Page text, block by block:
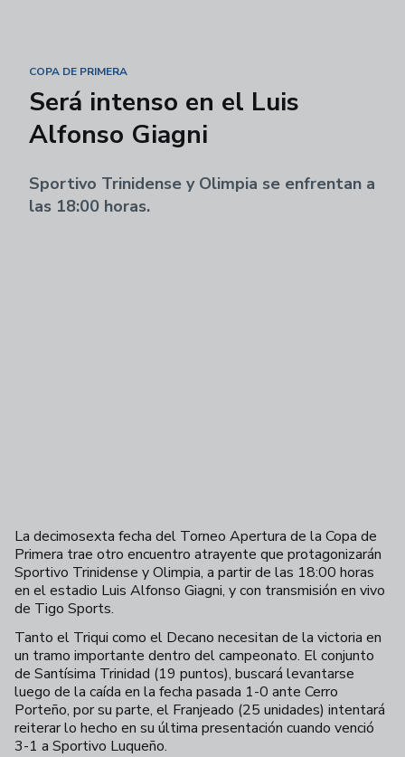
COPA DE PRIMERA
Será intenso en el Luis
Alfonso Giagni
Sportivo Trinidense y Olimpia se enfrentan a
las 18:00 horas.
La decimosexta fecha del Torneo Apertura de la Copa de
Primera trae otro encuentro atrayente que protagonizarán
Sportivo Trinidense y Olimpia, a partir de las 18:00 horas
en el estadio Luis Alfonso Giagni, y con transmisión en vivo
de Tigo Sports.
Tanto el Triqui como el Decano necesitan de la victoria en
un tramo importante dentro del campeonato. El conjunto
de Santísima Trinidad (19 puntos), buscará levantarse
luego de la caída en la fecha pasada 1-0 ante Cerro
Porteño, por su parte, el Franjeado (25 unidades) intentará
reiterar lo hecho en su última presentación cuando venció
3-1 a Sportivo Luqueño.